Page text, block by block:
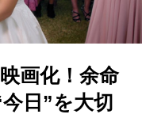
画化！余命
日”を大切